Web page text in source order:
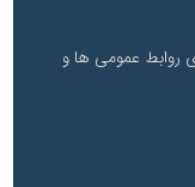
روابط عمومی ها و